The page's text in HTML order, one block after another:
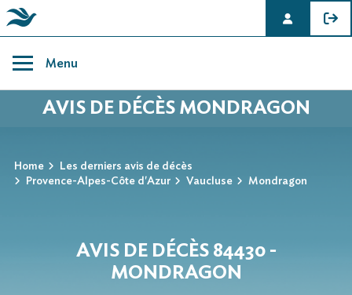
content
Menu
AVIS DE DÉCÈS MONDRAGON
Home
Les derniers avis de décès
Provence-Alpes-Côte d'Azur
Vaucluse Mondragon
AVIS DE DÉCÈS 84430 -
MONDRAGON